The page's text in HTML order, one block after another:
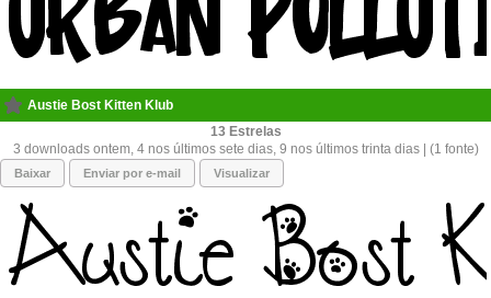
Austie Bost Kitten Klub
13
3 downloads ontem, 4 nos últimos sete dias, 9 nos últimos trinta dias | (1 fonte)
Baixar Enviar por e-mail Visualizar